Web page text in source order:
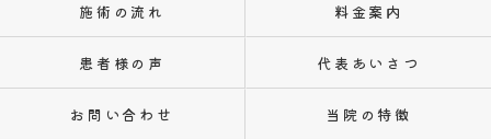
施術の流れ 料金案内
患者様の声 代表あいさつ
お問い合わせ 当院の特徴